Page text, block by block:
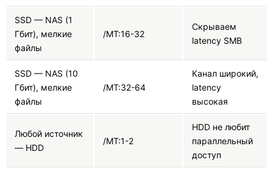
SSD — NAS (1
Гбит), мелкие
файлы
/MT:16-32
Скрываем
latency SMB
SSD — NAS (10
Гбит), мелкие
файлы
/MT:32-64
Канал широкий,
latency
высокая
Любой источник
— HDD
/MT:1-2
HDD не любит
параллельный
доступ